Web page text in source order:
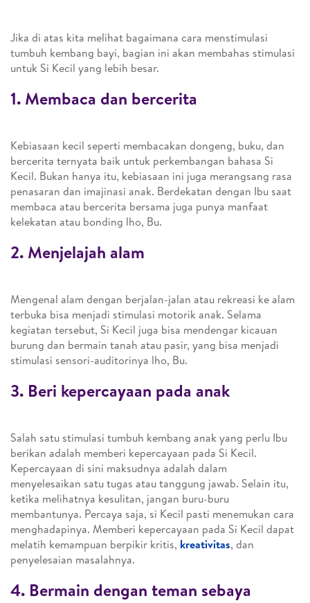
Jika di atas kita melihat bagaimana cara menstimulasi
tumbuh kembang bayi, bagian ini akan membahas stimulasi
untuk Si Kecil yang lebih besar.
1. Membaca dan bercerita
Kebiasaan kecil seperti membacakan dongeng, buku, dan
bercerita ternyata baik untuk perkembangan bahasa Si
Kecil. Bukan hanya itu, kebiasaan ini juga merangsang rasa
penasaran dan imajinasi anak. Berdekatan dengan Ibu saat
membaca atau bercerita bersama juga punya manfaat
kelekatan atau bonding lho, Bu.
2. Menjelajah alam
Mengenal alam dengan berjalan-jalan atau rekreasi ke alam
terbuka bisa menjadi stimulasi motorik anak. Selama
kegiatan tersebut, Si Kecil juga bisa mendengar kicauan
burung dan bermain tanah atau pasir, yang bisa menjadi
stimulasi sensori-auditorinya lho, Bu.
3. Beri kepercayaan pada anak
Salah satu stimulasi tumbuh kembang anak yang perlu Ibu
berikan adalah memberi kepercayaan pada Si Kecil.
Kepercayaan di sini maksudnya adalah dalam
menyelesaikan satu tugas atau tanggung jawab. Selain itu,
ketika melihatnya kesulitan, jangan buru-buru
membantunya. Percaya saja, si Kecil pasti menemukan cara
menghadapinya. Memberi kepercayaan pada Si Kecil dapat
melatih kemampuan berpikir kritis, kreativitas, dan
penyelesaian masalahnya.
4. Bermain dengan teman sebaya